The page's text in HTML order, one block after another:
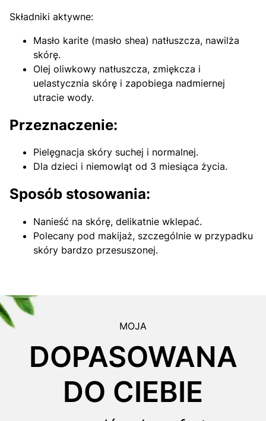
Składniki aktywne:
Masło karite (masło shea) natłuszcza, nawilża
skórę.
Olej oliwkowy natłuszcza, zmiękcza i
uelastycznia skórę i zapobiega nadmiernej
utracie wody.
Przeznaczenie:
Pielęgnacja skóry suchej i normalnej.
Dla dzieci i niemowląt od 3 miesiąca życia.
Sposób stosowania:
Nanieść na skórę, delikatnie wklepać.
Polecany pod makijaż, szczególnie w przypadku
skóry bardzo przesuszonej.
MOJA
DOPASOWANA
DO CIEBIE